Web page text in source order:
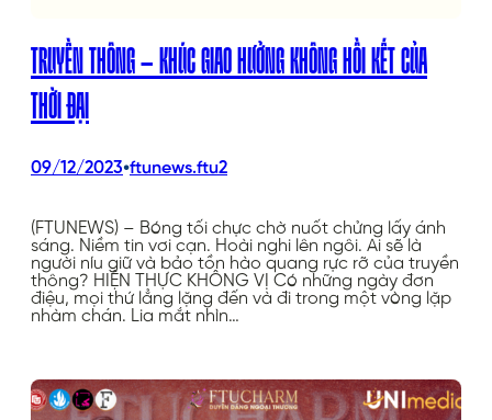
TRUYỀN THÔNG – KHÚC GIAO HƯỞNG KHÔNG HỒI KẾT CỦA
THỜI ĐẠI
09/12/2023•ftunews.ftu2
(FTUNEWS) – Bóng tối chực chờ nuốt chửng lấy ánh
sáng. Niềm tin vơi cạn. Hoài nghi lên ngôi. Ai sẽ là
người níu giữ và bảo tồn hào quang rực rỡ của truyền
thông? HIỆN THỰC KHÔNG VỊ Có những ngày đơn
điệu, mọi thứ lẳng lặng đến và đi trong một vòng lặp
nhàm chán. Lia mắt nhìn…